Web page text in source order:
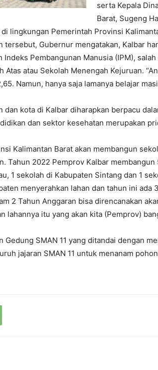
serta Kepala
Barat, Sugeng
lingkungan Pemerintah Provinsi
tersebut, Gubernur mengatakan, Kalbar
Indeks Pembangunan Manusia (IPM),
Atas atau Sekolah Menengah Kejuruan.
Namun, hanya saja lamanya belajar
dan kota di Kalbar diharapkan berpacu
dan sektor kesehatan merupakan
Kalimantan Barat akan membangun
Tahun 2022 Pemprov Kalbar
1 sekolah di Kabupaten Sintang dan 1
menyerahkan lahan dan tahun ini ada
2 Tahun Anggaran bisa direncanakan
lahannya itu yang akan kita (Pemprov)
Gedung SMAN 11 yang ditandai dengan
jajaran SMAN 11 untuk menanam